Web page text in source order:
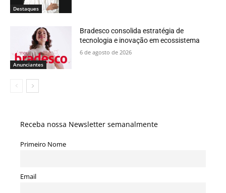
Destaques
Anunciantes
Bradesco consolida estratégia de
tecnologia e inovação em ecossistema
6 de agosto de 2026
Receba nossa Newsletter semanalmente
Primeiro Nome
Email